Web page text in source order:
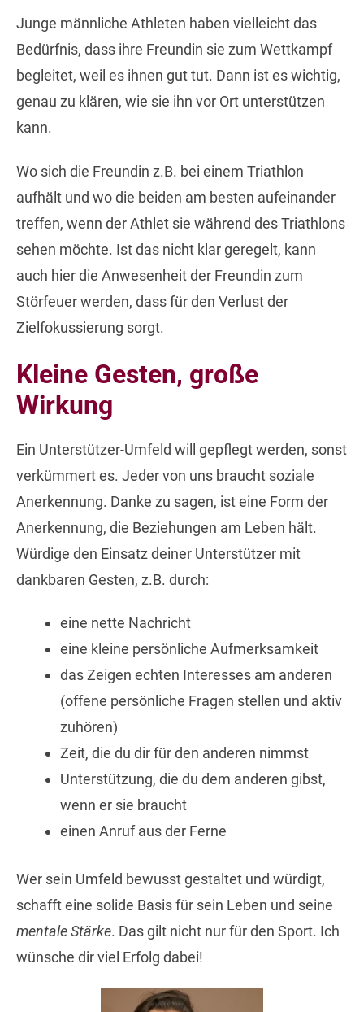
Junge männliche Athleten haben vielleicht das
Bedürfnis, dass ihre Freundin sie zum Wettkampf
begleitet, weil es ihnen gut tut. Dann ist es wichtig,
genau zu klären, wie sie ihn vor Ort unterstützen
kann.
Wo sich die Freundin z.B. bei einem Triathlon
aufhält und wo die beiden am besten aufeinander
treffen, wenn der Athlet sie während des Triathlons
sehen möchte. Ist das nicht klar geregelt, kann
auch hier die Anwesenheit der Freundin zum
Störfeuer werden, dass für den Verlust der
Zielfokussierung sorgt.
Kleine Gesten, große
Wirkung
Ein Unterstützer-Umfeld will gepflegt werden, sonst
verkümmert es. Jeder von uns braucht soziale
Anerkennung. Danke zu sagen, ist eine Form der
Anerkennung, die Beziehungen am Leben hält.
Würdige den Einsatz deiner Unterstützer mit
dankbaren Gesten, z.B. durch:
eine nette Nachricht
eine kleine persönliche Aufmerksamkeit
das Zeigen echten Interesses am anderen
(offene persönliche Fragen stellen und aktiv
zuhören)
Zeit, die du dir für den anderen nimmst
Unterstützung, die du dem anderen gibst,
wenn er sie braucht
einen Anruf aus der Ferne
Wer sein Umfeld bewusst gestaltet und würdigt,
schafft eine solide Basis für sein Leben und seine
mentale Stärke. Das gilt nicht nur für den Sport. Ich
wünsche dir viel Erfolg dabei!